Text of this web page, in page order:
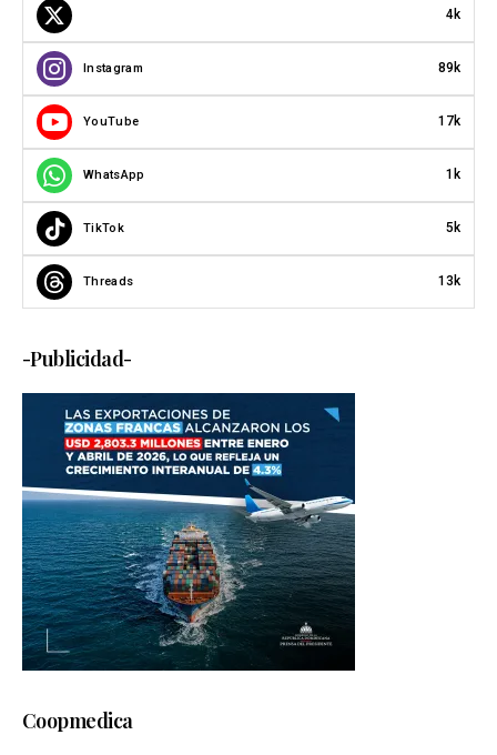
4k
Instagram 89k
YouTube 17k
WhatsApp 1k
TikTok 5k
Threads 13k
-Publicidad-
Coopmedica